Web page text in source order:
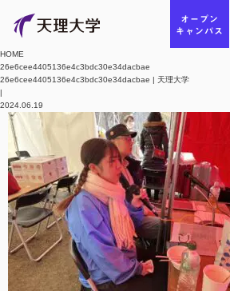
オープン
キャンパス
HOME
26e6cee4405136e4c3bdc30e34dacbae
26e6cee4405136e4c3bdc30e34dacbae | 天理大学
|
2024.06.19